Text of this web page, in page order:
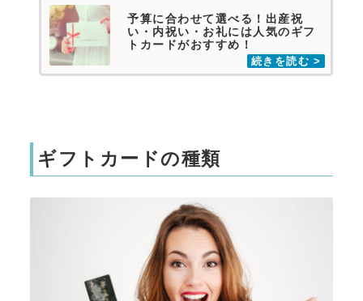
予算に合わせて選べる！出産祝
い・内祝い・お礼には人気のギフ
トカードがおすすめ！
ギフトカードの種類